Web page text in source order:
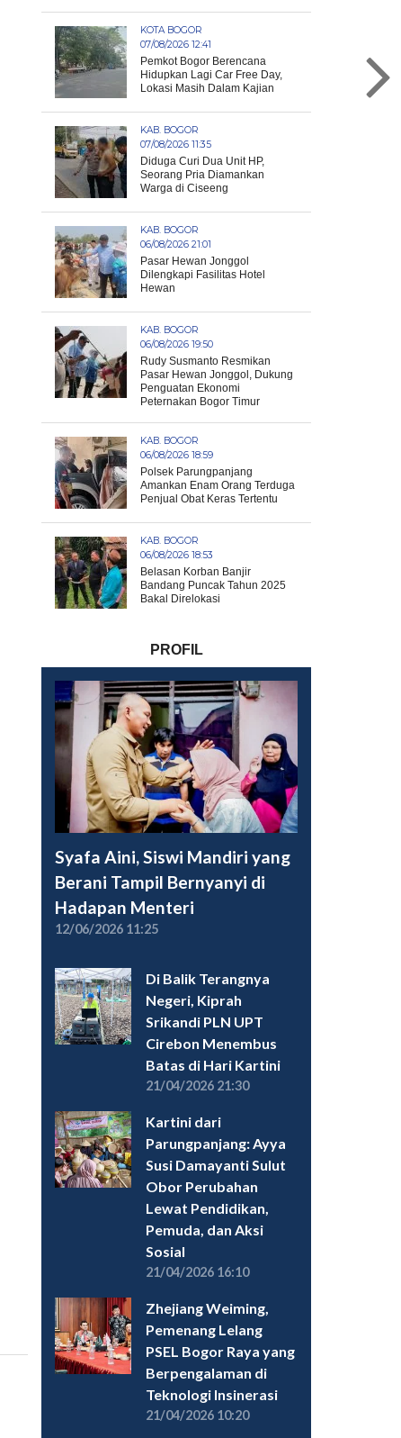
KOTA BOGOR
07/08/2026 12:41
Pemkot Bogor Berencana
Hidupkan Lagi Car Free Day,
Lokasi Masih Dalam Kajian
KAB. BOGOR
07/08/2026 11:35
Diduga Curi Dua Unit HP,
Seorang Pria Diamankan
Warga di Ciseeng
KAB. BOGOR
06/08/2026 21:01
Pasar Hewan Jonggol
Dilengkapi Fasilitas Hotel
Hewan
KAB. BOGOR
06/08/2026 19:50
Rudy Susmanto Resmikan
Pasar Hewan Jonggol, Dukung
Penguatan Ekonomi
Peternakan Bogor Timur
KAB. BOGOR
06/08/2026 18:59
Polsek Parungpanjang
Amankan Enam Orang Terduga
Penjual Obat Keras Tertentu
KAB. BOGOR
06/08/2026 18:53
Belasan Korban Banjir
Bandang Puncak Tahun 2025
Bakal Direlokasi
PROFIL
Syafa Aini, Siswi Mandiri yang
Berani Tampil Bernyanyi di
Hadapan Menteri
12/06/2026 11:25
Di Balik Terangnya
Negeri, Kiprah
Srikandi PLN UPT
Cirebon Menembus
Batas di Hari Kartini
21/04/2026 21:30
Kartini dari
Parungpanjang: Ayya
Susi Damayanti Sulut
Obor Perubahan
Lewat Pendidikan,
Pemuda, dan Aksi
Sosial
21/04/2026 16:10
Zhejiang Weiming,
Pemenang Lelang
PSEL Bogor Raya yang
Berpengalaman di
Teknologi Insinerasi
21/04/2026 10:20